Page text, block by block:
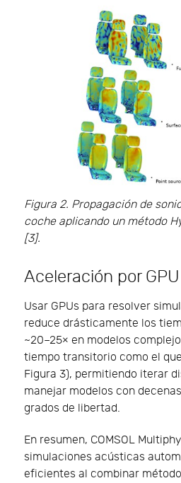
Figura 2. Propagación de
coche aplicando un método
[3].
Aceleración por GPU
Usar GPUs para resolver
reduce drásticamente los
~20–25× en modelos
tiempo transitorio como el
Figura 3), permitiendo iterar
manejar modelos con
grados de libertad.
En resumen, COMSOL
simulaciones acústicas
eficientes al combinar